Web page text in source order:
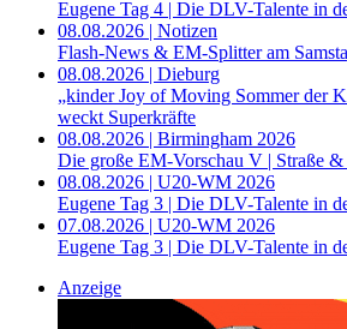
Eugene Tag 4 | Die DLV-Talente in
08.08.2026 | Notizen
Flash-News & EM-Splitter am
08.08.2026 | Dieburg
„kinder Joy of Moving Sommer der
weckt Superkräfte
08.08.2026 | Birmingham 2026
Die große EM-Vorschau V | Straße &
08.08.2026 | U20-WM 2026
Eugene Tag 3 | Die DLV-Talente in
07.08.2026 | U20-WM 2026
Eugene Tag 3 | Die DLV-Talente in
Anzeige